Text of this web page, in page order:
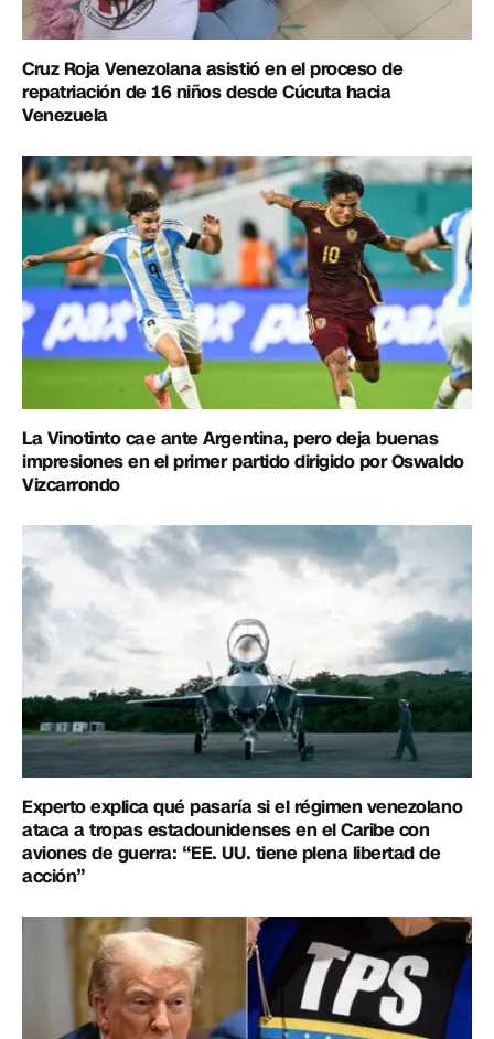
Cruz Roja Venezolana asistió en el proceso de
repatriación de 16 niños desde Cúcuta hacia
Venezuela
La Vinotinto cae ante Argentina, pero deja buenas
impresiones en el primer partido dirigido por Oswaldo
Vizcarrondo
Experto explica qué pasaría si el régimen venezolano
ataca a tropas estadounidenses en el Caribe con
aviones de guerra: “EE. UU. tiene plena libertad de
acción”